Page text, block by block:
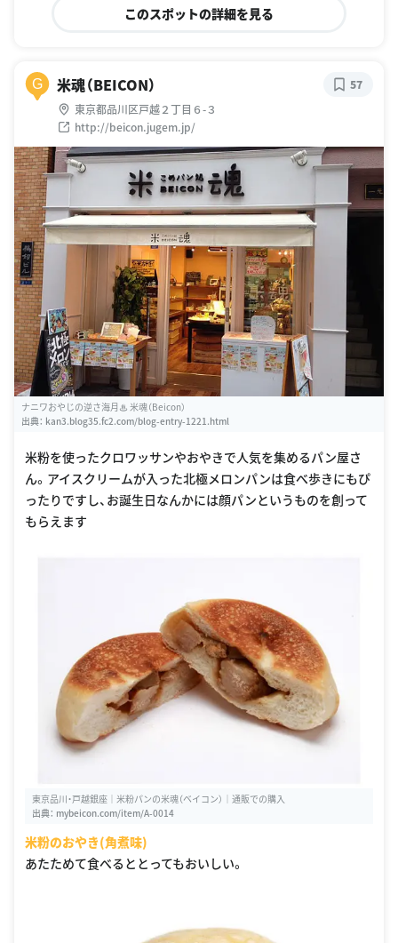
このスポットの詳細を見る
G 米魂（BEICON）
東京都品川区戸越２丁目６-３
http://beicon.jugem.jp/
57
ナニワおやじの逆さ海月♨ 米魂（Beicon）
出典： kan3.blog35.fc2.com/blog-entry-1221.html
米粉を使ったクロワッサンやおやきで人気を集めるパン屋さ
ん。アイスクリームが入った北極メロンパンは食べ歩きにもぴ
ったりですし、お誕生日なんかには顔パンというものを創って
もらえます
東京品川・戸越銀座｜米粉パンの米魂（ベイコン）｜通販での購入
出典： mybeicon.com/item/A-0014
米粉のおやき(角煮味)
あたためて食べるととってもおいしい。